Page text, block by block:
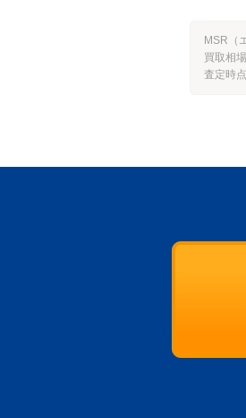
MSR（
買取相
査定時